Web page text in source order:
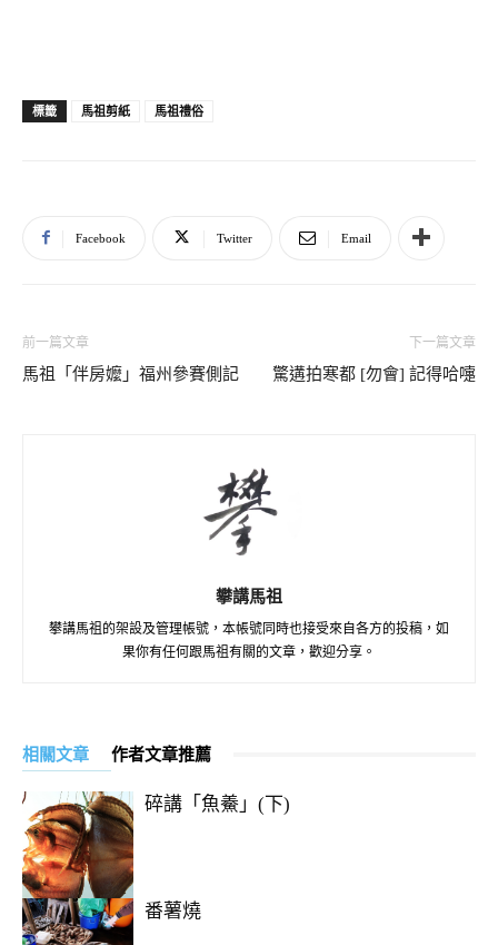
標籤 馬祖剪紙 馬祖禮俗
Facebook Twitter Email
前一篇文章
馬祖「伴房嬤」福州參賽側記
下一篇文章
驚遘拍寒都 [勿會] 記得哈嚏
攀講馬祖
攀講馬祖的架設及管理帳號，本帳號同時也接受來自各方的投稿，如
果你有任何跟馬祖有關的文章，歡迎分享。
相關文章 作者文章推薦
碎講「魚鯗」(下)
番薯燒